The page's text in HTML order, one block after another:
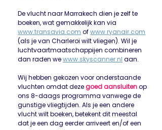
De vlucht naar Marrakech dien je zelf te
boeken, wat gemakkelijk kan via
www.transavia.com ofwww.ryanair.com
(als je van Charleroi wilt vliegen). Wil je
luchtvaartmaatschappijen combineren
dan raden wewww.skyscanner.nl aan.
Wij hebben gekozen voor onderstaande
vluchten omdat dezegoed aansluitenop
ons 8-daags programma vanwege de
gunstige vliegtijden. Als je een andere
vlucht wilt boeken, betekent dit meestal
dat je een dag eerder arriveert en/of een